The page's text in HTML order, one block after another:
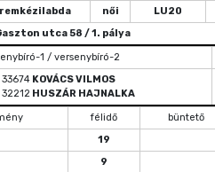
női LU20
utca 58 / 1. pálya
1 / versenybíró-2
33674 KOVÁCS VILMOS
32212 HUSZÁR HAJNALKA
félidő büntető
19
9